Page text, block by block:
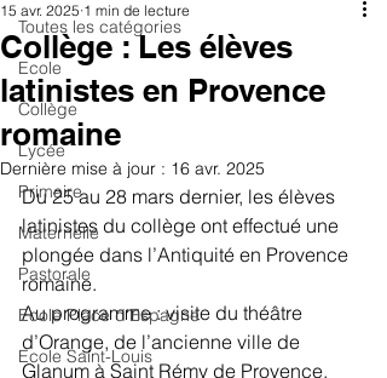
Toutes les catégories
Ecole
Collège
Lycée
Primaire
Maternelle
Pastorale
Ecole Place d'Espagne
Ecole Saint-Louis
Collège : Les élèves
latinistes en Provence
romaine
15 avr. 2025 1 min de lecture
Dernière mise à jour : 16 avr. 2025
Du 25 au 28 mars dernier, les élèves
latinistes du collège ont effectué une
plongée dans l’Antiquité en Provence
romaine.
Au programme : visite du théâtre
d’Orange, de l’ancienne ville de
Glanum à Saint Rémy de Provence.